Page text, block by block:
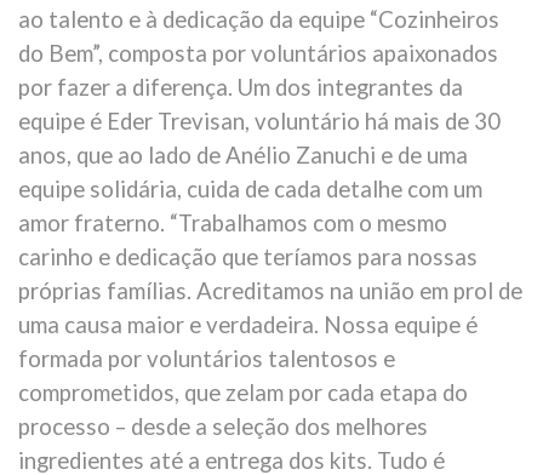
ao talento e à dedicação da equipe “Cozinheiros
do Bem”, composta por voluntários apaixonados
por fazer a diferença. Um dos integrantes da
equipe é Eder Trevisan, voluntário há mais de 30
anos, que ao lado de Anélio Zanuchi e de uma
equipe solidária, cuida de cada detalhe com um
amor fraterno. “Trabalhamos com o mesmo
carinho e dedicação que teríamos para nossas
próprias famílias. Acreditamos na união em prol de
uma causa maior e verdadeira. Nossa equipe é
formada por voluntários talentosos e
comprometidos, que zelam por cada etapa do
processo – desde a seleção dos melhores
ingredientes até a entrega dos kits. Tudo é